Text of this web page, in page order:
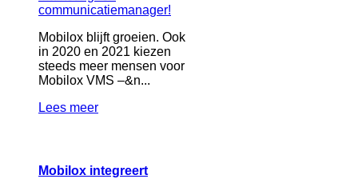
Mobilox blijft groeien. Ook
in 2020 en 2021 kiezen
steeds meer mensen voor
Mobilox VMS –&n...
Lees meer
Mobilox integreert